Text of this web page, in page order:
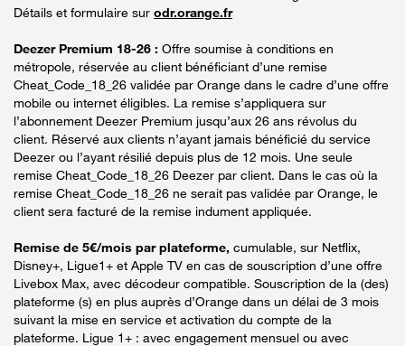
Détails et formulaire sur odr.orange.fr
Deezer Premium 18-26 : Offre soumise à conditions en
métropole, réservée au client bénéficiant d’une remise
Cheat_Code_18_26 validée par Orange dans le cadre d’une offre
mobile ou internet éligibles. La remise s’appliquera sur
l’abonnement Deezer Premium jusqu’aux 26 ans révolus du
client. Réservé aux clients n’ayant jamais bénéficié du service
Deezer ou l’ayant résilié depuis plus de 12 mois. Une seule
remise Cheat_Code_18_26 Deezer par client. Dans le cas où la
remise Cheat_Code_18_26 ne serait pas validée par Orange, le
client sera facturé de la remise indument appliquée.
Remise de 5€/mois par plateforme, cumulable, sur Netflix,
Disney+, Ligue1+ et Apple TV en cas de souscription d’une offre
Livebox Max, avec décodeur compatible. Souscription de la (des)
plateforme (s) en plus auprès d’Orange dans un délai de 3 mois
suivant la mise en service et activation du compte de la
plateforme. Ligue 1+ : avec engagement mensuel ou avec